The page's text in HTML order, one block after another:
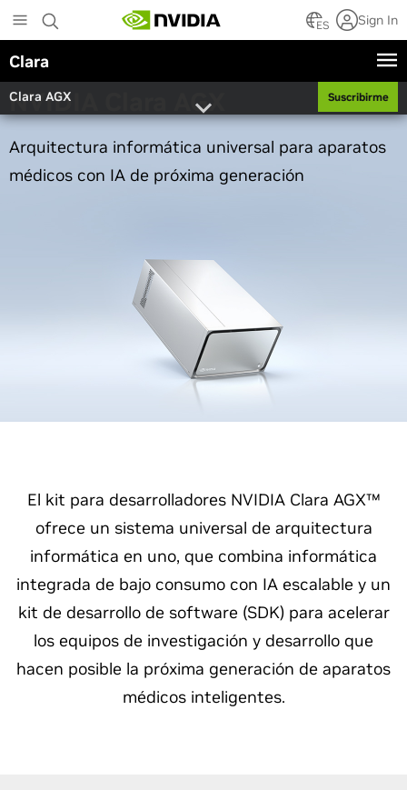
to
main
content
ES Sign In
Clara
Clara AGX Suscribirme
NVIDIA Clara AGX
Arquitectura informática universal para aparatos
médicos con IA de próxima generación
El kit para desarrolladores NVIDIA Clara AGX™
ofrece un sistema universal de arquitectura
informática en uno, que combina informática
integrada de bajo consumo con IA escalable y un
kit de desarrollo de software (SDK) para acelerar
los equipos de investigación y desarrollo que
hacen posible la próxima generación de aparatos
médicos inteligentes.